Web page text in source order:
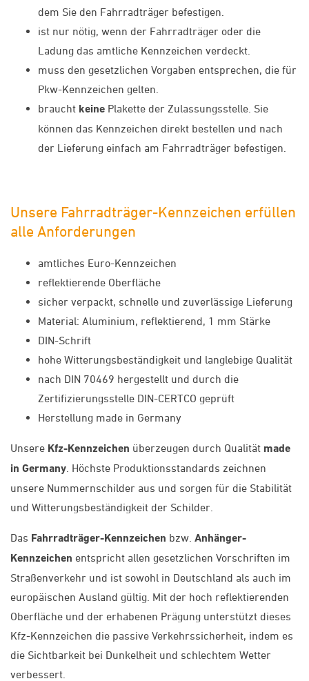
dem Sie den Fahrradträger befestigen.
ist nur nötig, wenn der Fahrradträger oder die
Ladung das amtliche Kennzeichen verdeckt.
muss den gesetzlichen Vorgaben entsprechen, die für
Pkw-Kennzeichen gelten.
braucht keine Plakette der Zulassungsstelle. Sie
können das Kennzeichen direkt bestellen und nach
der Lieferung einfach am Fahrradträger befestigen.
Unsere Fahrradträger-Kennzeichen erfüllen
alle Anforderungen
amtliches Euro-Kennzeichen
reflektierende Oberfläche
sicher verpackt, schnelle und zuverlässige Lieferung
Material: Aluminium, reflektierend, 1 mm Stärke
DIN-Schrift
hohe Witterungsbeständigkeit und langlebige Qualität
nach DIN 70469 hergestellt und durch die
Zertifizierungsstelle DIN-CERTCO geprüft
Herstellung made in Germany
Unsere Kfz-Kennzeichen überzeugen durch Qualität made
in Germany . Höchste Produktionsstandards zeichnen
unsere Nummernschilder aus und sorgen für die Stabilität
und Witterungsbeständigkeit der Schilder.
Das Fahrradträger-Kennzeichen bzw. Anhänger-
Kennzeichen entspricht allen gesetzlichen Vorschriften im
Straßenverkehr und ist sowohl in Deutschland als auch im
europäischen Ausland gültig. Mit der hoch reflektierenden
Oberfläche und der erhabenen Prägung unterstützt dieses
Kfz-Kennzeichen die passive Verkehrssicherheit, indem es
die Sichtbarkeit bei Dunkelheit und schlechtem Wetter
verbessert.